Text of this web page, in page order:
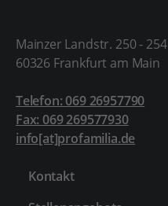
Mainzer Landstr. 250 - 254
60326 Frankfurt am Main
Telefon: 069 26957790
Fax: 069 269577930
info[at]profamilia.de
Kontakt